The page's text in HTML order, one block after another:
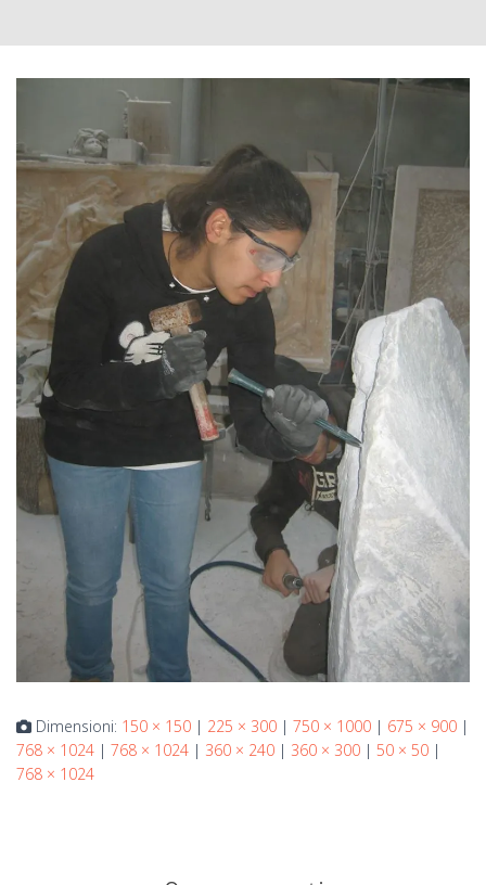
Dimensioni: 150 × 150 | 225 × 300 | 750 × 1000 | 675 × 900 |
768 × 1024 | 768 × 1024 | 360 × 240 | 360 × 300 | 50 × 50 |
768 × 1024